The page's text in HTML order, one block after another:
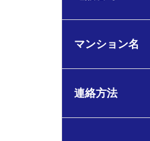
マンション名
連絡方法